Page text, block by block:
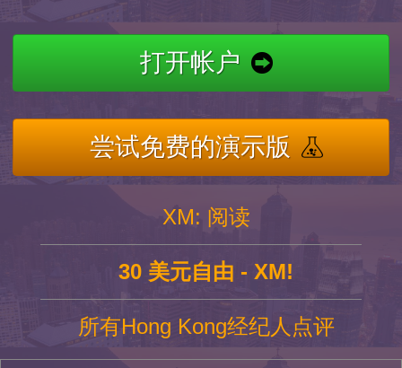
打开帐户
尝试免费的演示版
XM: 阅读
30 美元自由 - XM!
所有Hong Kong经纪人点评